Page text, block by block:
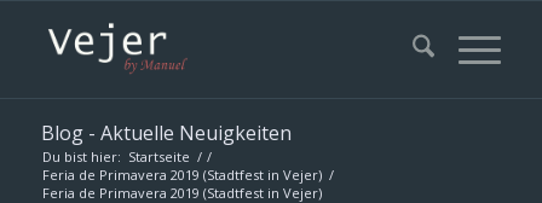
Blog - Aktuelle Neuigkeiten
Du bist hier: Startseite / /
Feria de Primavera 2019 (Stadtfest in Vejer) /
Feria de Primavera 2019 (Stadtfest in Vejer)